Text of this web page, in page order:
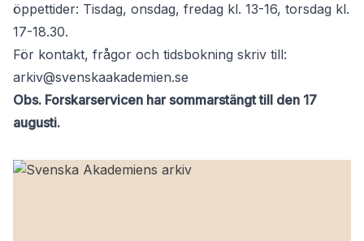
öppettider: Tisdag, onsdag, fredag kl. 13-16, torsdag kl.
17-18.30.
För kontakt, frågor och tidsbokning skriv till:
arkiv@svenskaakademien.se
Obs. Forskarservicen har sommarstängt till den 17
augusti.